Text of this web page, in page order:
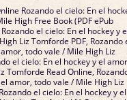
Rozando el cielo: En el
High Free Book (PDF ePub
el cielo: En el hockey y
Liz Tomforde PDF, Rozando
todo vale / Mile High Liz
el cielo: En el hockey y el
Tomforde Read Online,
amor, todo vale / Mile High Liz
el cielo: En el hockey y el